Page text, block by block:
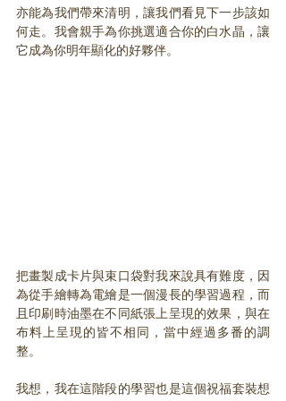
亦能為我們帶來清明，讓我們看見下一步該如
何走。我會親手為你挑選適合你的白水晶，讓
它成為你明年顯化的好夥伴。
把畫製成卡片與束口袋對我來說具有難度，因
為從手繪轉為電繪是一個漫長的學習過程，而
且印刷時油墨在不同紙張上呈現的效果，與在
布料上呈現的皆不相同，當中經過多番的調
整。
我想，我在這階段的學習也是這個祝福套裝想